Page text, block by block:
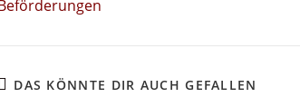
DAS KÖNNTE DIR AUCH GEFALLEN